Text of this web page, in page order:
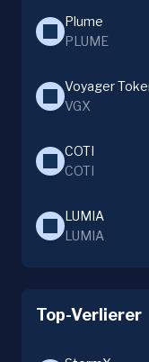
Plume
PLUME
Voyager
VGX
COTI
COTI
LUMIA
LUMIA
Top-Verlierer